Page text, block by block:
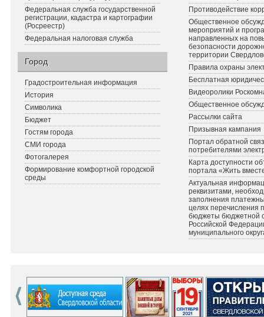
Федеральная служба государственной
регистрации, кадастра и картографии
(Росреестр)
Федеральная налоговая служба
Город
Градостроительная информация
История
Символика
Бюджет
Гостям города
СМИ города
Фотогалерея
Формирование комфортной городской
среды
Противодействие
Общественное
мероприятий и
направленных на
безопасности
территории
Правила охраны
Бесплатная
Видеоролики
Общественное
Рассылки сайта
Призывная кампания
Портал обратной
потребителями
Карта доступности
портала «Жить
Актуальная
реквизитами,
заполнения
целях перечисления
бюджеты бюджетной
Российской
муниципального